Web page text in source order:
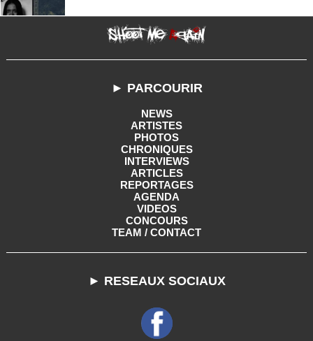
► PARCOURIR
NEWS
ARTISTES
PHOTOS
CHRONIQUES
INTERVIEWS
ARTICLES
REPORTAGES
AGENDA
VIDEOS
CONCOURS
TEAM / CONTACT
► RESEAUX SOCIAUX